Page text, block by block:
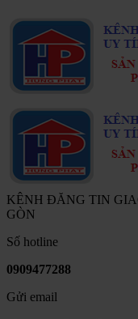
KÊNH ĐĂNG TIN
GÒN
Số hotline
0909477288
Gửi email